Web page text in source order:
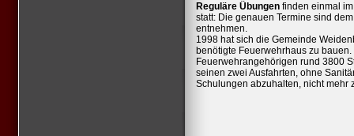
Reguläre Übungen finden einmal
statt: Die genauen Termine sind
entnehmen.
1998 hat sich die Gemeinde
benötigte Feuerwehrhaus zu
Feuerwehrangehörigen rund 3800
seinen zwei Ausfahrten, ohne
Schulungen abzuhalten, nicht mehr